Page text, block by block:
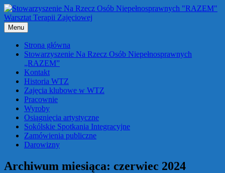
Przejdź
do
treści
Menu
Strona główna
Stowarzyszenie Na Rzecz Osób Niepełnosprawnych
„RAZEM”
Kontakt
Historia WTZ
Zajęcia klubowe w WTZ
Pracownie
Wyroby
Osiągnięcia artystyczne
Sokólskie Spotkania Integracyjne
Zamówienia publiczne
Darowizny
Archiwum miesiąca: czerwiec 2024